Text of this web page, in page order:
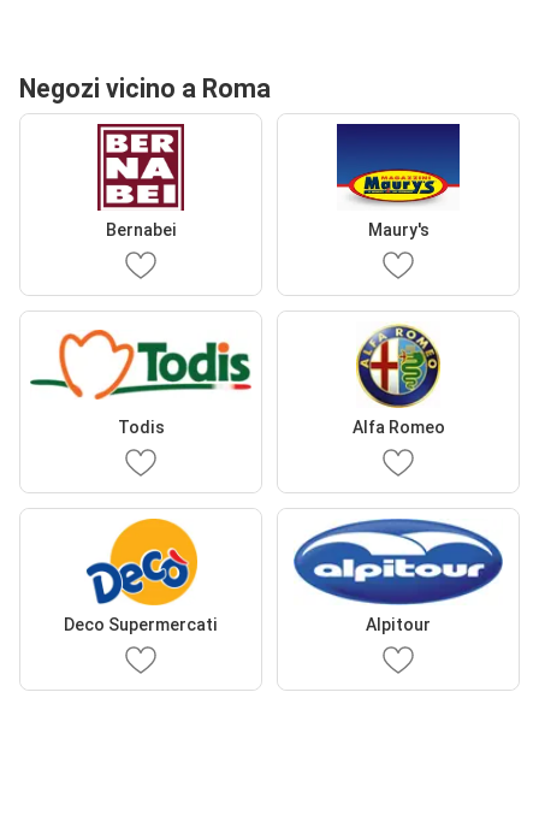
Negozi vicino a Roma
Bernabei Maury's
Todis Alfa Romeo
Deco Supermercati Alpitour